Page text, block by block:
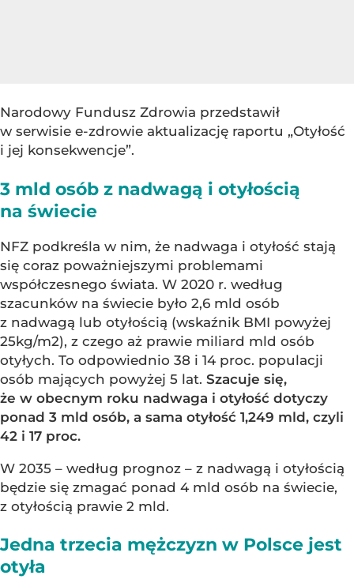
Narodowy Fundusz Zdrowia przedstawił
w serwisie e-zdrowie aktualizację raportu „Otyłość
i jej konsekwencje”.
3 mld osób z nadwagą i otyłością
na świecie
NFZ podkreśla w nim, że nadwaga i otyłość stają
się coraz poważniejszymi problemami
współczesnego świata. W 2020 r. według
szacunków na świecie było 2,6 mld osób
z nadwagą lub otyłością (wskaźnik BMI powyżej
25kg/m2), z czego aż prawie miliard mld osób
otyłych. To odpowiednio 38 i 14 proc. populacji
osób mających powyżej 5 lat. Szacuje się,
że w obecnym roku nadwaga i otyłość dotyczy
ponad 3 mld osób, a sama otyłość 1,249 mld, czyli
42 i 17 proc.
W 2035 – według prognoz – z nadwagą i otyłością
będzie się zmagać ponad 4 mld osób na świecie,
z otyłością prawie 2 mld.
Jedna trzecia mężczyzn w Polsce jest
otyła